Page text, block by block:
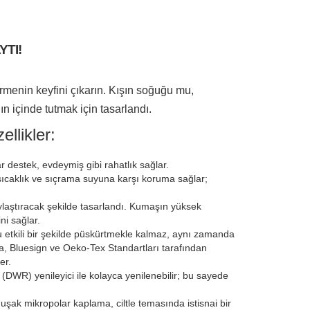
keyfini çıkarın. Kışın soğuğu mu,
içinde tutmak için tasarlandı.
destek, evdeymiş gibi rahatlık sağlar.
ve sıçrama suyuna karşı koruma sağlar;
şekilde tasarlandı. Kumaşın yüksek
sağlar.
bir şekilde püskürtmekle kalmaz, aynı zamanda
Bluesign ve Oeko-Tex Standartları tarafından
yenileyici ile kolayca yenilenebilir; bu sayede
mikropolar kaplama, ciltle temasında istisnai bir